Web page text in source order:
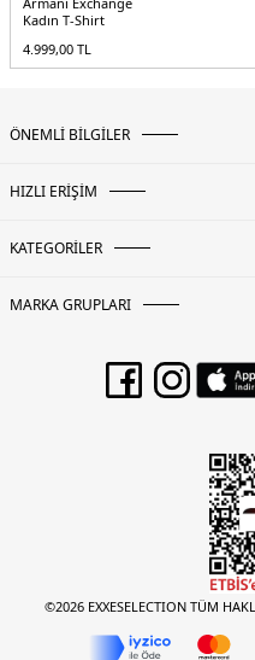
Kadın T-Shirt
4.999,00 TL
ÖNEMLİ BİLGİLER
HIZLI ERİŞİM
KATEGORİLER
MARKA GRUPLARI
©2026 EXXESELECTION TÜM